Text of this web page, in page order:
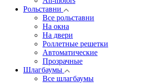
Рольставни
Все рольставни
На окна
На двери
Роллетные решетки
Автоматические
Прозрачные
Шлагбаумы
Все шлагбаумы